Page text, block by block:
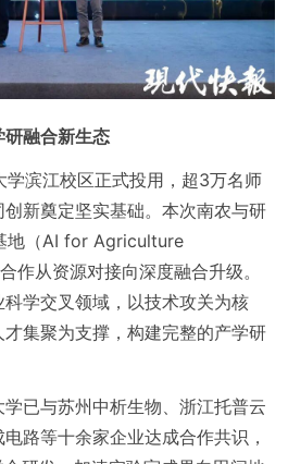
融合新生态
滨江校区正式投用，超3万名师
新奠定坚实基础。本次南农与研
地（AI for Agriculture
作从资源对接向深度融合升级。
学交叉领域，以技术攻关为核
集聚为支撑，构建完整的产学研
已与苏州中析生物、浙江托普云
路等十余家企业达成合作共识，